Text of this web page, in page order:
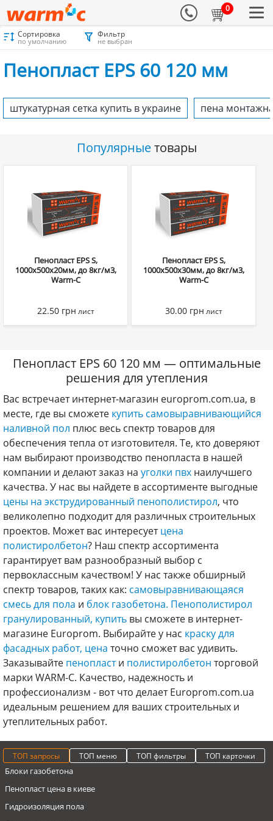
0
Материалы для утепления Каталог
Пенопласт EPS 60 120 мм
Сортировка
по умолчанию
Фильтр
не выбран
Пенопласт EPS 60 120 мм
штукатурная сетка купить в украине пена
Популярныетовары
Пенопласт EPS S,
1000х500х20мм, до 8кг/м3,
Warm-C
22.50 грн лист
Пенопласт EPS S,
1000х500х30мм, до 8кг/м3,
Warm-C
30.00 грн лист
Пенопласт EPS 60 120 мм — оптимальные
решения для утепления
Вас встречает интернет-магазин europrom.com.ua, в
месте, где вы сможете купить самовыравнивающийся
наливной пол плюс весь спектр товаров для
обеспечения тепла от изготовителя. Те, кто доверяют
нам выбирают производство пенопласта в нашей
компании и делают заказ на уголки пвх наилучшего
качества. У нас вы найдете в ассортименте выгодные
цены на экструдированный пенополистирол, что
великолепно подходит для различных строительных
проектов. Может вас интересуетцена
полистиролбетон? Наш спектр ассортимента
гарантирует вам разнообразный выбор с
первоклассным качеством! У нас также обширный
спектр товаров, таких как: самовыравнивающаяся
смесь для пола и блок газобетона. Пенополистирол
гранулированный, купить вы сможете в интернет-
магазине Europrom. Выбирайте у нас краску для
фасадных работ, цена точно сможет вас удивить.
Заказывайте пенопласти полистиролбетон торговой
марки WARM-C. Качество, надежность и
профессионализм - вот что делает Europrom.com.ua
идеальным решением для ваших строительных и
утеплительных работ.
ТОП запросы ТОП меню ТОП фильтры ТОП карточки
Блоки газобетона
Пенопласт цена в киеве
Гидроизоляция пола